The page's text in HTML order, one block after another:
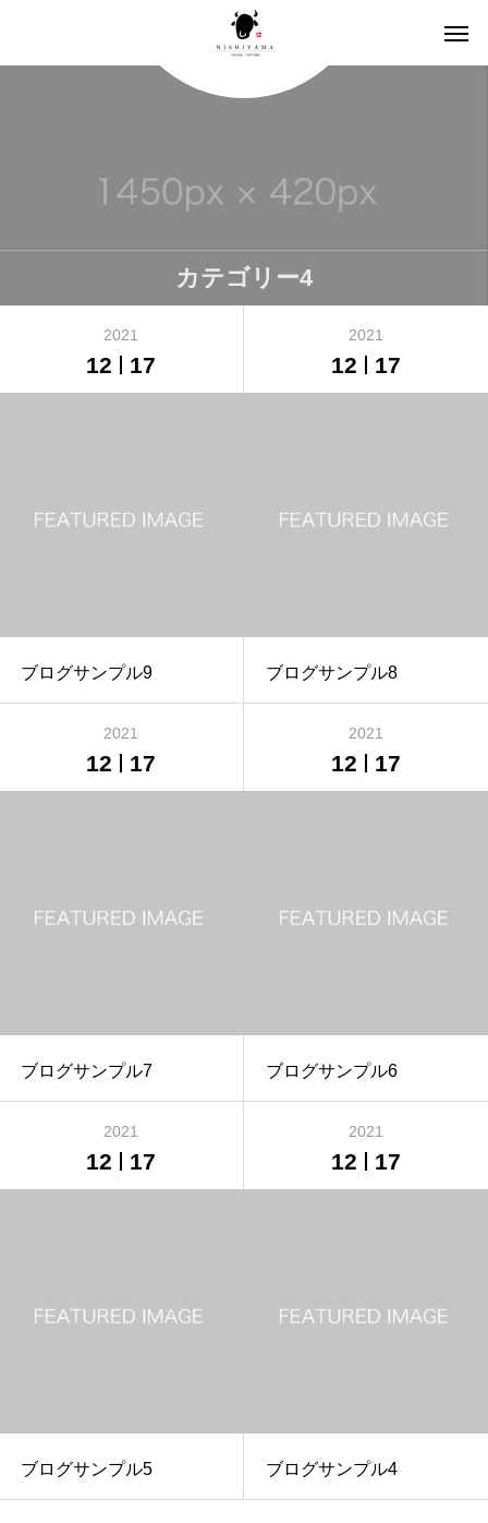
カテゴリー4
2021
12 17
ブログサンプル9
2021
12 17
ブログサンプル8
2021
12 17
ブログサンプル7
2021
12 17
ブログサンプル6
2021
12 17
ブログサンプル5
2021
12 17
ブログサンプル4